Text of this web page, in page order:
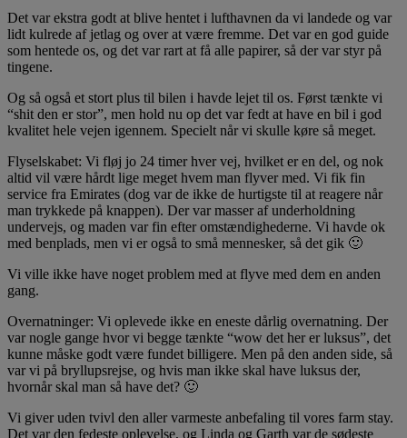
Det var ekstra godt at blive hentet i lufthavnen da vi landede og var
lidt kulrede af jetlag og over at være fremme. Det var en god guide
som hentede os, og det var rart at få alle papirer, så der var styr på
tingene.
Og så også et stort plus til bilen i havde lejet til os. Først tænkte vi
“shit den er stor”, men hold nu op det var fedt at have en bil i god
kvalitet hele vejen igennem. Specielt når vi skulle køre så meget.
Flyselskabet: Vi fløj jo 24 timer hver vej, hvilket er en del, og nok
altid vil være hårdt lige meget hvem man flyver med. Vi fik fin
service fra Emirates (dog var de ikke de hurtigste til at reagere når
man trykkede på knappen). Der var masser af underholdning
undervejs, og maden var fin efter omstændighederne. Vi havde ok
med benplads, men vi er også to små mennesker, så det gik 🙂
Vi ville ikke have noget problem med at flyve med dem en anden
gang.
Overnatninger: Vi oplevede ikke en eneste dårlig overnatning. Der
var nogle gange hvor vi begge tænkte “wow det her er luksus”, det
kunne måske godt være fundet billigere. Men på den anden side, så
var vi på bryllupsrejse, og hvis man ikke skal have luksus der,
hvornår skal man så have det? 🙂
Vi giver uden tvivl den aller varmeste anbefaling til vores farm stay.
Det var den fedeste oplevelse, og Linda og Garth var de sødeste